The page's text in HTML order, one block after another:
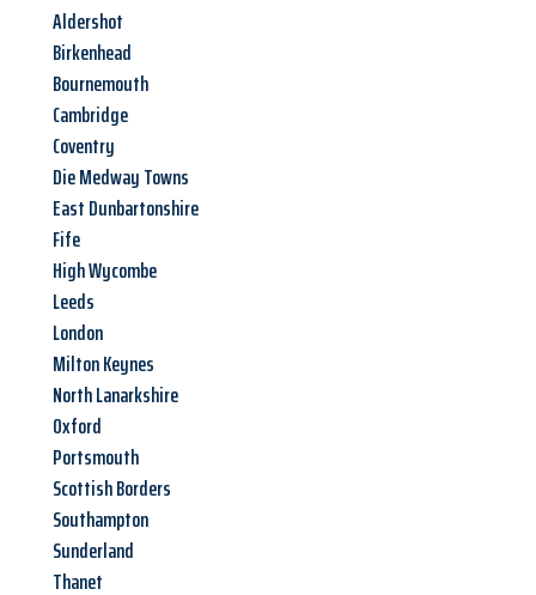
Aldershot
Birkenhead
Bournemouth
Cambridge
Coventry
Die Medway Towns
East Dunbartonshire
Fife
High Wycombe
Leeds
London
Milton Keynes
North Lanarkshire
Oxford
Portsmouth
Scottish Borders
Southampton
Sunderland
Thanet